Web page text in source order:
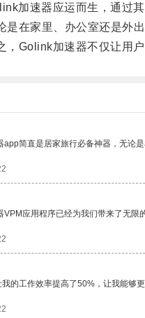
速器应运而生，通过其
在家里、办公室还是外出
Golink加速器不仅让用户
app简直是居家旅行必备神器，无论
VPM应用程序已经为我们带来了无限
的工作效率提高了50%，让我能够